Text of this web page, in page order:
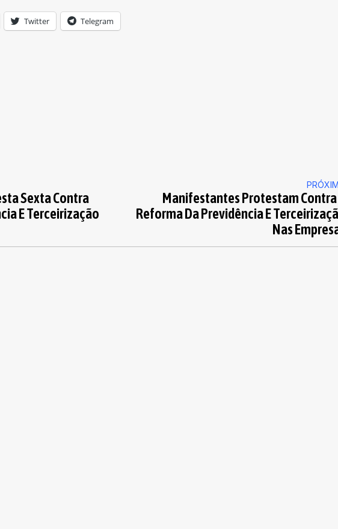
Twitter Telegram
Sexta Contra
E Terceirização
Manifestantes Protestam Contra
Reforma Da Previdência E
Nas